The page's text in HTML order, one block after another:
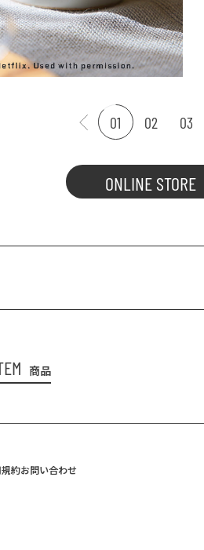
01 02 03
ONLINE STORE
商品
約お問い合わせ